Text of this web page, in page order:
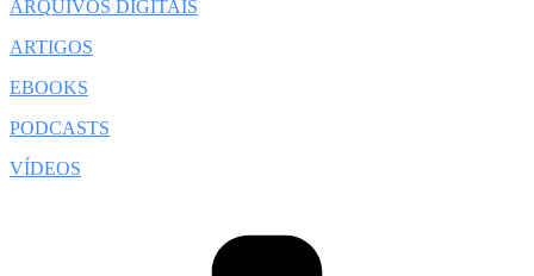
ARQUIVOS DIGITAIS
ARTIGOS
EBOOKS
PODCASTS
VÍDEOS